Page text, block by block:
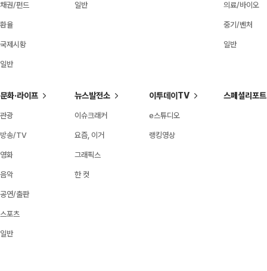
채권/펀드
환율
국제시황
일반
일반 의료/바이오
중기/벤처
일반
문화·라이프
관광
방송/TV
영화
음악
공연/출판
스포츠
일반
뉴스발전소
이슈크래커
요즘, 이거
그래픽스
한 컷
이투데이TV
e스튜디오
랭킹영상
스페셜리포트